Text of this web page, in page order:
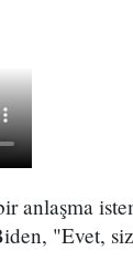
anlaşma
"Evet,